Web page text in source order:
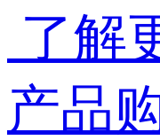
了解
产品